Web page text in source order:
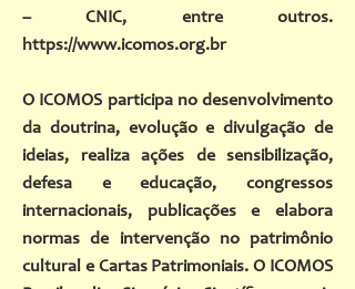
– CNIC, entre outros.
https://www.icomos.org.br
O ICOMOS participa no desenvolvimento
da doutrina, evolução e divulgação de
ideias, realiza ações de sensibilização,
defesa e educação, congressos
internacionais, publicações e elabora
normas de intervenção no patrimônio
cultural e Cartas Patrimoniais. O ICOMOS